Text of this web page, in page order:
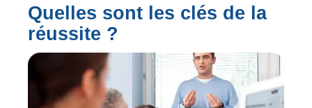
Quelles sont les clés de la
réussite ?